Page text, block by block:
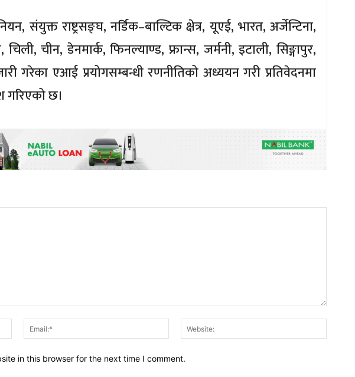
संयुक्त राष्ट्रसङ्घ, नर्डिक–बाल्टिक क्षेत्र, यूएई, भारत, अर्जेन्टिना,
चिली, चीन, डेनमार्क, फिनल्याण्ड, फ्रान्स, जर्मनी, इटाली, सिङ्गापुर,
गरेका एआई प्रयोगसम्बन्धी रणनीतिको अध्ययन गरी प्रतिवेदनमा
छ।
Name:*
Email:*
in this browser for the next time I comment.